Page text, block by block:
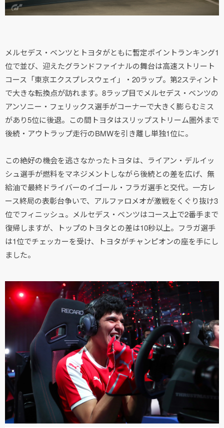
メルセデス・ベンツとトヨタがともに暫定ポイントランキング1
位で並び、迎えたグランドファイナルの舞台は高速ストリート
コース「東京エクスプレスウェイ」・20ラップ。第2スティント
で大きな転換点が訪れます。8ラップ目でメルセデス・ベンツの
アンソニー・フェリックス選手がコーナーで大きく膨らむミス
があり5位に後退。この間トヨタはスリップストリーム圏外まで
後続・アウトラップ走行のBMWを引き離し単独1位に。
この絶好の機会を逃さなかったトヨタは、ライアン・デルイッ
シュ選手が燃料をマネジメントしながら後続との差を広げ、無
給油で最終ドライバーのイゴール・フラガ選手と交代。一方レ
ース終局の表彰台争いで、アルファロメオが激戦をくぐり抜け3
位でフィニッシュ。メルセデス・ベンツはコース上で2番手まで
復帰しますが、トップのトヨタとの差は10秒以上。フラガ選手
は1位でチェッカーを受け、トヨタがチャンピオンの座を手にし
ました。